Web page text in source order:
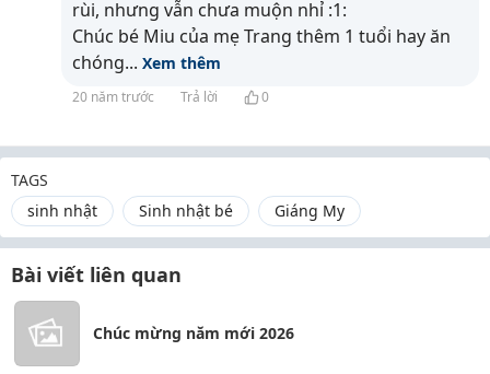
rùi, nhưng vẫn chưa muộn nhỉ :1:
Chúc bé Miu của mẹ Trang thêm 1 tuổi hay ăn
chóng... Xem thêm
20 năm trước Trả lời 0
TAGS
sinh nhật
Sinh nhật bé Giáng My
Bài viết liên quan
Chúc mừng năm mới 2026